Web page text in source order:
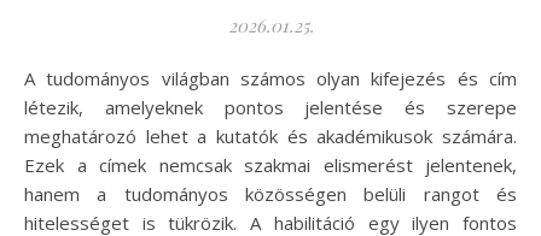
2026.01.25.
A tudományos világban számos olyan kifejezés és cím
létezik, amelyeknek pontos jelentése és szerepe
meghatározó lehet a kutatók és akadémikusok számára.
Ezek a címek nemcsak szakmai elismerést jelentenek,
hanem a tudományos közösségen belüli rangot és
hitelességet is tükrözik. A habilitáció egy ilyen fontos